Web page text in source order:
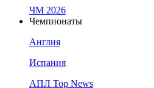
ЧМ 2026
Чемпионаты
Англия
Испания
АПЛ Top News